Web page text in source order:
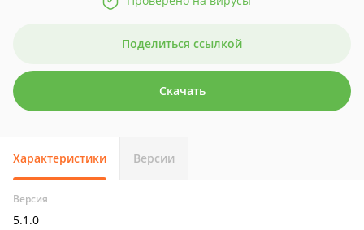
Поделиться ссылкой
Скачать
Характеристики Версии
Версия
5.1.0